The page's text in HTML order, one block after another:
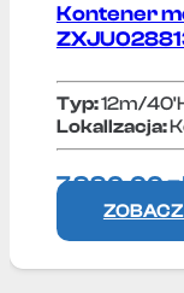
Kontener
Typ:12m/
Lokallzacja:
7 990,00